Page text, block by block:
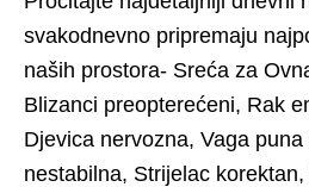
svakodnevno pripremaju
naših prostora- Sreća za
Blizanci preopterećeni, Rak
Djevica nervozna, Vaga
nestabilna, Strijelac